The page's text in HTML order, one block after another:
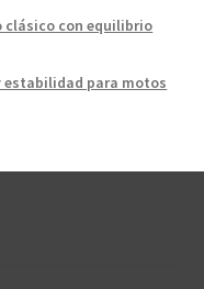
clásico con equilibrio
estabilidad para motos